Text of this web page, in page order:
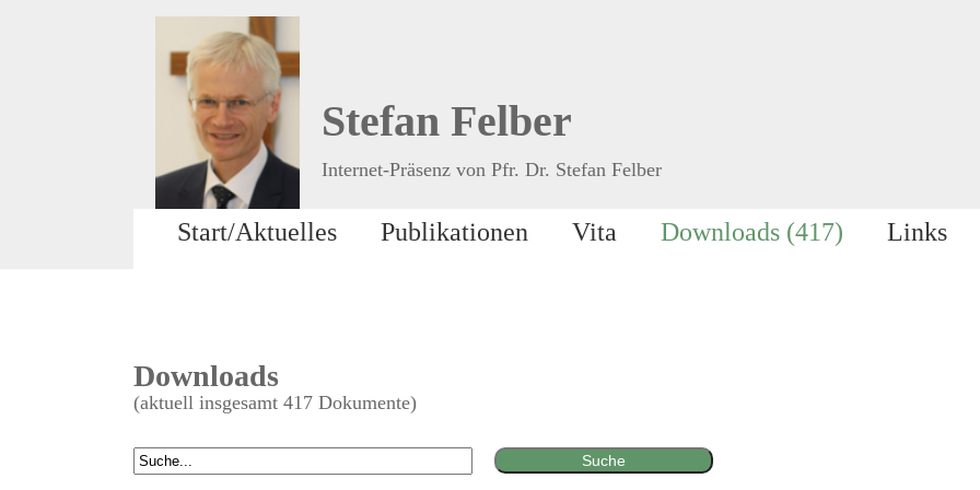
Stefan Felber
Internet-Präsenz von Pfr. Dr. Stefan Felber
Start/Aktuelles Publikationen Vita Downloads (417) Links
Downloads
(aktuell insgesamt 417 Dokumente)